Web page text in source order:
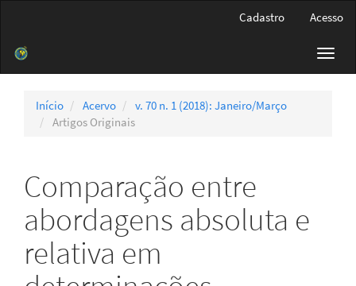
Barra
Cadastro Acesso
Início Acervo
v. 70 n. 1 (2018): Janeiro/Março
Artigos Originais
Comparação entre
abordagens absoluta e
relativa em